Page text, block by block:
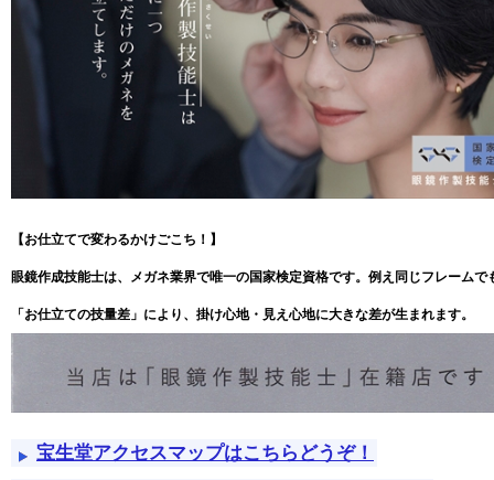
【お仕立てで変わるかけごこち！】
眼鏡作成技能士は、メガネ業界で唯一の国家検定資格です。例え同じフレームで
「お仕立ての技量差」により、掛け心地・見え心地に大きな差が生まれます。
宝生堂アクセスマップはこちらどうぞ！